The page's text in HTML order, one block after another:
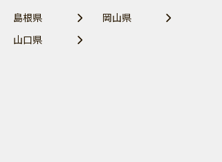
島根県
岡山県
山口県